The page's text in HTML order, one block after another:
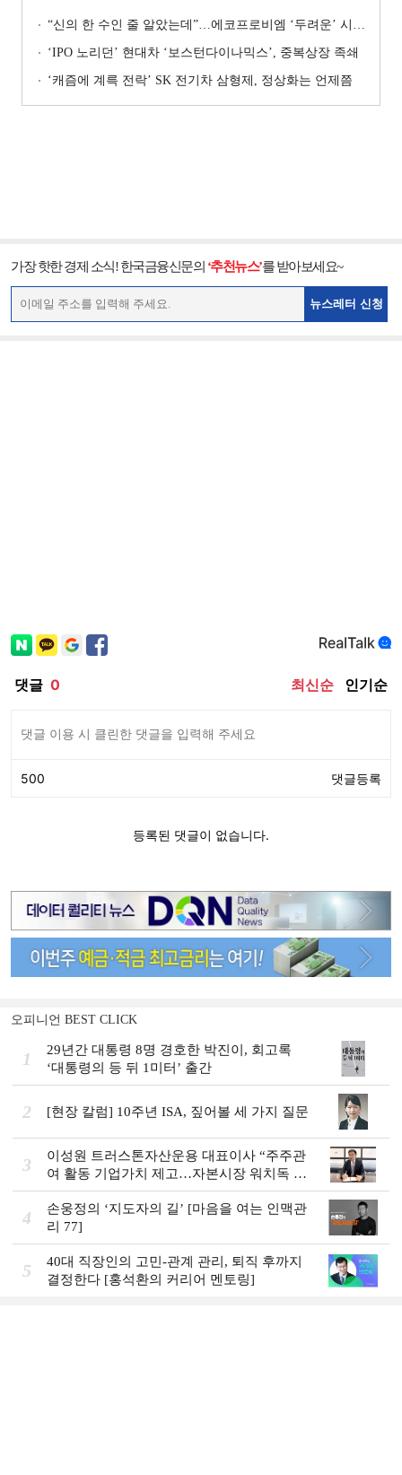
“신의 한 수인 줄 알았는데”…에코프로비엠 ‘두려운’ 시나리오
‘IPO 노리던’ 현대차 ‘보스턴다이나믹스’, 중복상장 족쇄
‘캐즘에 계륵 전락’ SK 전기차 삼형제, 정상화는 언제쯤
가장 핫한 경제 소식! 한국금융신문의 ‘추천뉴스’를 받아보세요~
뉴스레터 신청
오피니언 BEST CLICK
1
29년간 대통령 8명 경호한 박진이, 회고록
‘대통령의 등 뒤 1미터’ 출간
2 [현장 칼럼] 10주년 ISA, 짚어볼 세 가지 질문
3
이성원 트러스톤자산운용 대표이사 “주주관
여 활동 기업가치 제고…자본시장 워치독 역
할”
4
손웅정의 ‘지도자의 길’ [마음을 여는 인맥관
리 77]
5
40대 직장인의 고민-관계 관리, 퇴직 후까지
결정한다 [홍석환의 커리어 멘토링]